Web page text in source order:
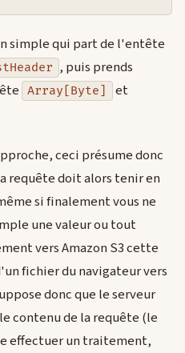
simple qui part de l'entête
, puis prends
Array[Byte]
et
ceci présume donc
requête doit alors tenir en
si finalement vous ne
une valeur ou tout
vers Amazon S3 cette
fichier du navigateur vers
donc que le serveur
contenu de la requête (le
effectuer un traitement,